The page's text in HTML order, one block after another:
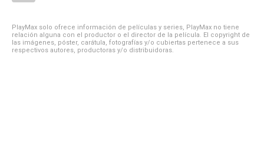
PlayMax solo ofrece información de películas y series, PlayMax no tiene
relación alguna con el productor o el director de la película. El copyright de
las imágenes, póster, carátula, fotografías y/o cubiertas pertenece a sus
respectivos autores, productoras y/o distribuidoras.